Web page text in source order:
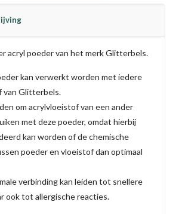
acryl poeder van het merk Glitterbels.
kan verwerkt worden met iedere
van Glitterbels.
om acrylvloeistof van een ander
met deze poeder, omdat hierbij
kan worden of de chemische
poeder en vloeistof dan optimaal
verbinding kan leiden tot snellere
ook tot allergische reacties.